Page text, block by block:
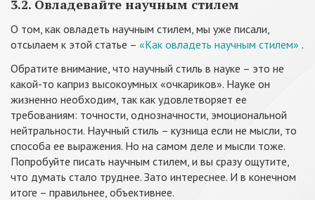
3.2. Овладевайте научным стилем
О том, как овладеть научным стилем, мы уже писали,
отсылаем к этой статье – «Как овладеть научным стилем» .
Обратите внимание, что научный стиль в науке – это не
какой-то каприз высокоумных «очкариков». Науке он
жизненно необходим, так как удовлетворяет ее
требованиям: точности, однозначности, эмоциональной
нейтральности. Научный стиль – кузница если не мысли, то
способа ее выражения. Но на самом деле и мысли тоже.
Попробуйте писать научным стилем, и вы сразу ощутите,
что думать стало труднее. Зато интереснее. И в конечном
итоге – правильнее, объективнее.